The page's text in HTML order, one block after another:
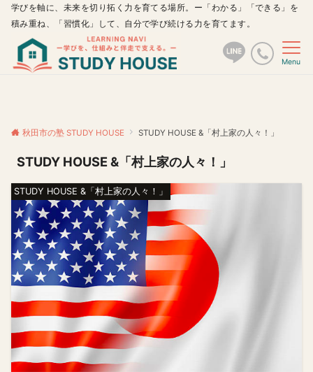
学びを軸に、未来を切り拓く力を育てる場所。ー「わかる」「できる」を
積み重ね、「習慣化」して、自分で学び続ける力を育てます。
Menu
秋田市の塾 STUDY HOUSE STUDY HOUSE &「村上家の人々！」
STUDY HOUSE &「村上家の人々！」
STUDY HOUSE &「村上家の人々！」